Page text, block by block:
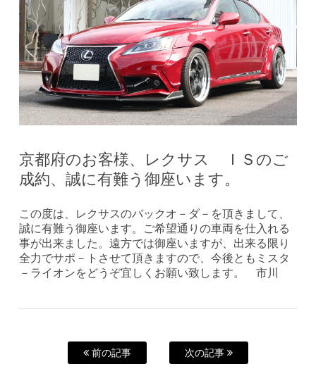
京都府のお客様、レクサス ＩＳのご
成約、誠に有難う御座います。
この度は、レクサスのバックオ－ダ－を頂きまして、
誠に有難う御座います。ご希望通りの車両を仕入れる
事が出来ました。遠方では御座いますが、出来る限り
全力でサポ－トさせて頂きますので、今後ともミスタ
－ライオンをどうぞ宜しくお願い致します。 市川
前の記事 次の記事